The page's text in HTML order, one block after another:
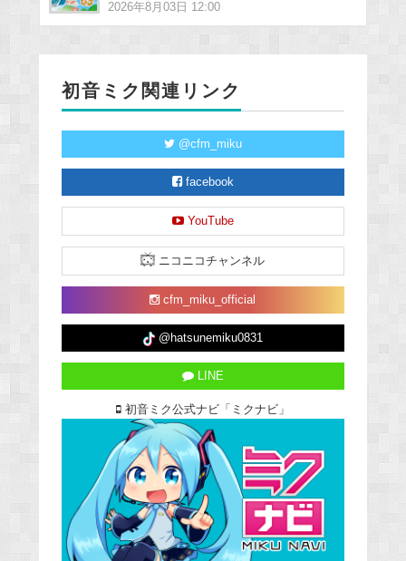
2026年8月03日 12:00
初音ミク関連リンク
@cfm_miku
facebook
YouTube
ニコニコチャンネル
cfm_miku_official
@hatsunemiku0831
LINE
初音ミク公式ナビ「ミクナビ」